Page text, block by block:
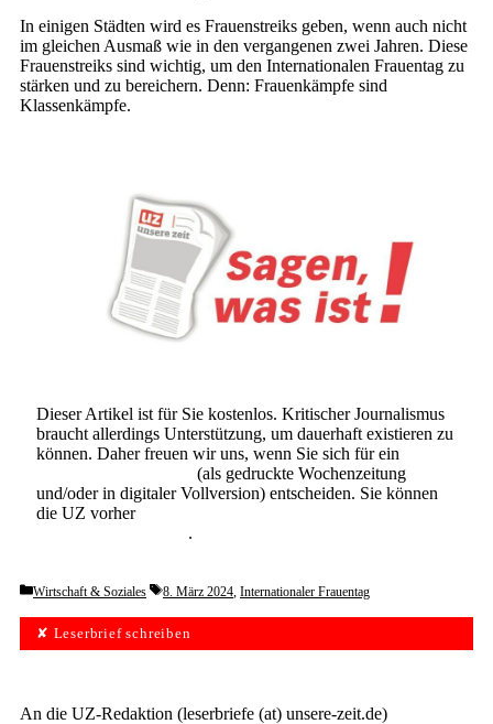
In einigen Städten wird es Frauenstreiks geben, wenn auch nicht
im gleichen Ausmaß wie in den vergangenen zwei Jahren. Diese
Frauenstreiks sind wichtig, um den Internationalen Frauentag zu
stärken und zu bereichern. Denn: Frauenkämpfe sind
Klassenkämpfe.
Dieser Artikel ist für Sie kostenlos. Kritischer Journalismus
braucht allerdings Unterstützung, um dauerhaft existieren zu
können. Daher freuen wir uns, wenn Sie sich für ein
(als gedruckte Wochenzeitung
und/oder in digitaler Vollversion) entscheiden. Sie können
die UZ vorher
.
Categories
Wirtschaft & Soziales Tags
8. März 2024, Internationaler Frauentag
✘ Leserbrief schreiben
An die UZ-Redaktion (leserbriefe (at) unsere-zeit.de)